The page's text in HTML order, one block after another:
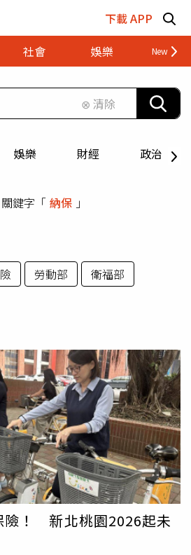
下載 APP
社會 娛樂 財經
⊗ 清除
娛樂 財經 政治
鍵字「 納保 」
勞動部 衛福部
險！ 新北桃園2026起未